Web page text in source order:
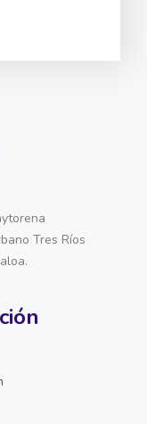
Tres Ríos